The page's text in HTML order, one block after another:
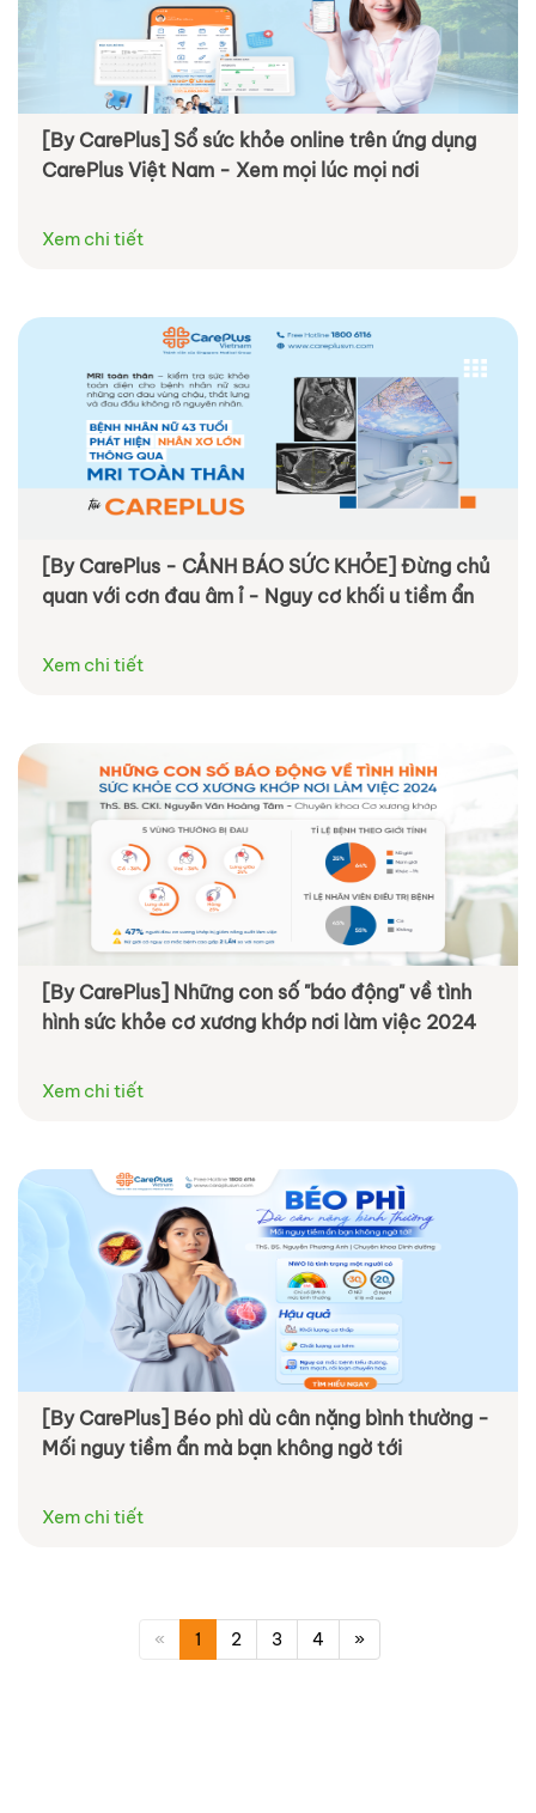
[By CarePlus] Sổ sức khỏe online trên ứng dụng
CarePlus Việt Nam - Xem mọi lúc mọi nơi
Xem chi tiết
[By CarePlus - CẢNH BÁO SỨC KHỎE] Đừng chủ
quan với cơn đau âm ỉ - Nguy cơ khối u tiềm ẩn
Xem chi tiết
[By CarePlus] Những con số "báo động" về tình
hình sức khỏe cơ xương khớp nơi làm việc 2024
Xem chi tiết
[By CarePlus] Béo phì dù cân nặng bình thường -
Mối nguy tiềm ẩn mà bạn không ngờ tới
Xem chi tiết
« 1 2 3 4 »